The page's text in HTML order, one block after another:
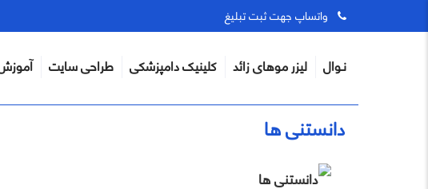
واتساپ جهت ثبت تبلیغ
نـوال لیزر موهای زائد کلینیک دامپزشکی طراحی سایت
دانستنی ها